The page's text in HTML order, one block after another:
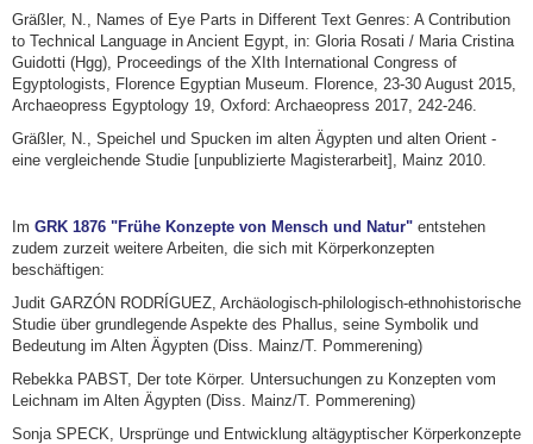
Gräßler, N., Names of Eye Parts in Different Text Genres: A Contribution
to Technical Language in Ancient Egypt, in: Gloria Rosati / Maria Cristina
Guidotti (Hgg), Proceedings of the XIth International Congress of
Egyptologists, Florence Egyptian Museum. Florence, 23-30 August 2015,
Archaeopress Egyptology 19, Oxford: Archaeopress 2017, 242-246.
Gräßler, N., Speichel und Spucken im alten Ägypten und alten Orient -
eine vergleichende Studie [unpublizierte Magisterarbeit], Mainz 2010.
Im GRK 1876 "Frühe Konzepte von Mensch und Natur" entstehen
zudem zurzeit weitere Arbeiten, die sich mit Körperkonzepten
beschäftigen:
Judit GARZÓN RODRÍGUEZ, Archäologisch-philologisch-ethnohistorische
Studie über grundlegende Aspekte des Phallus, seine Symbolik und
Bedeutung im Alten Ägypten (Diss. Mainz/T. Pommerening)
Rebekka PABST, Der tote Körper. Untersuchungen zu Konzepten vom
Leichnam im Alten Ägypten (Diss. Mainz/T. Pommerening)
Sonja SPECK, Ursprünge und Entwicklung altägyptischer Körperkonzepte